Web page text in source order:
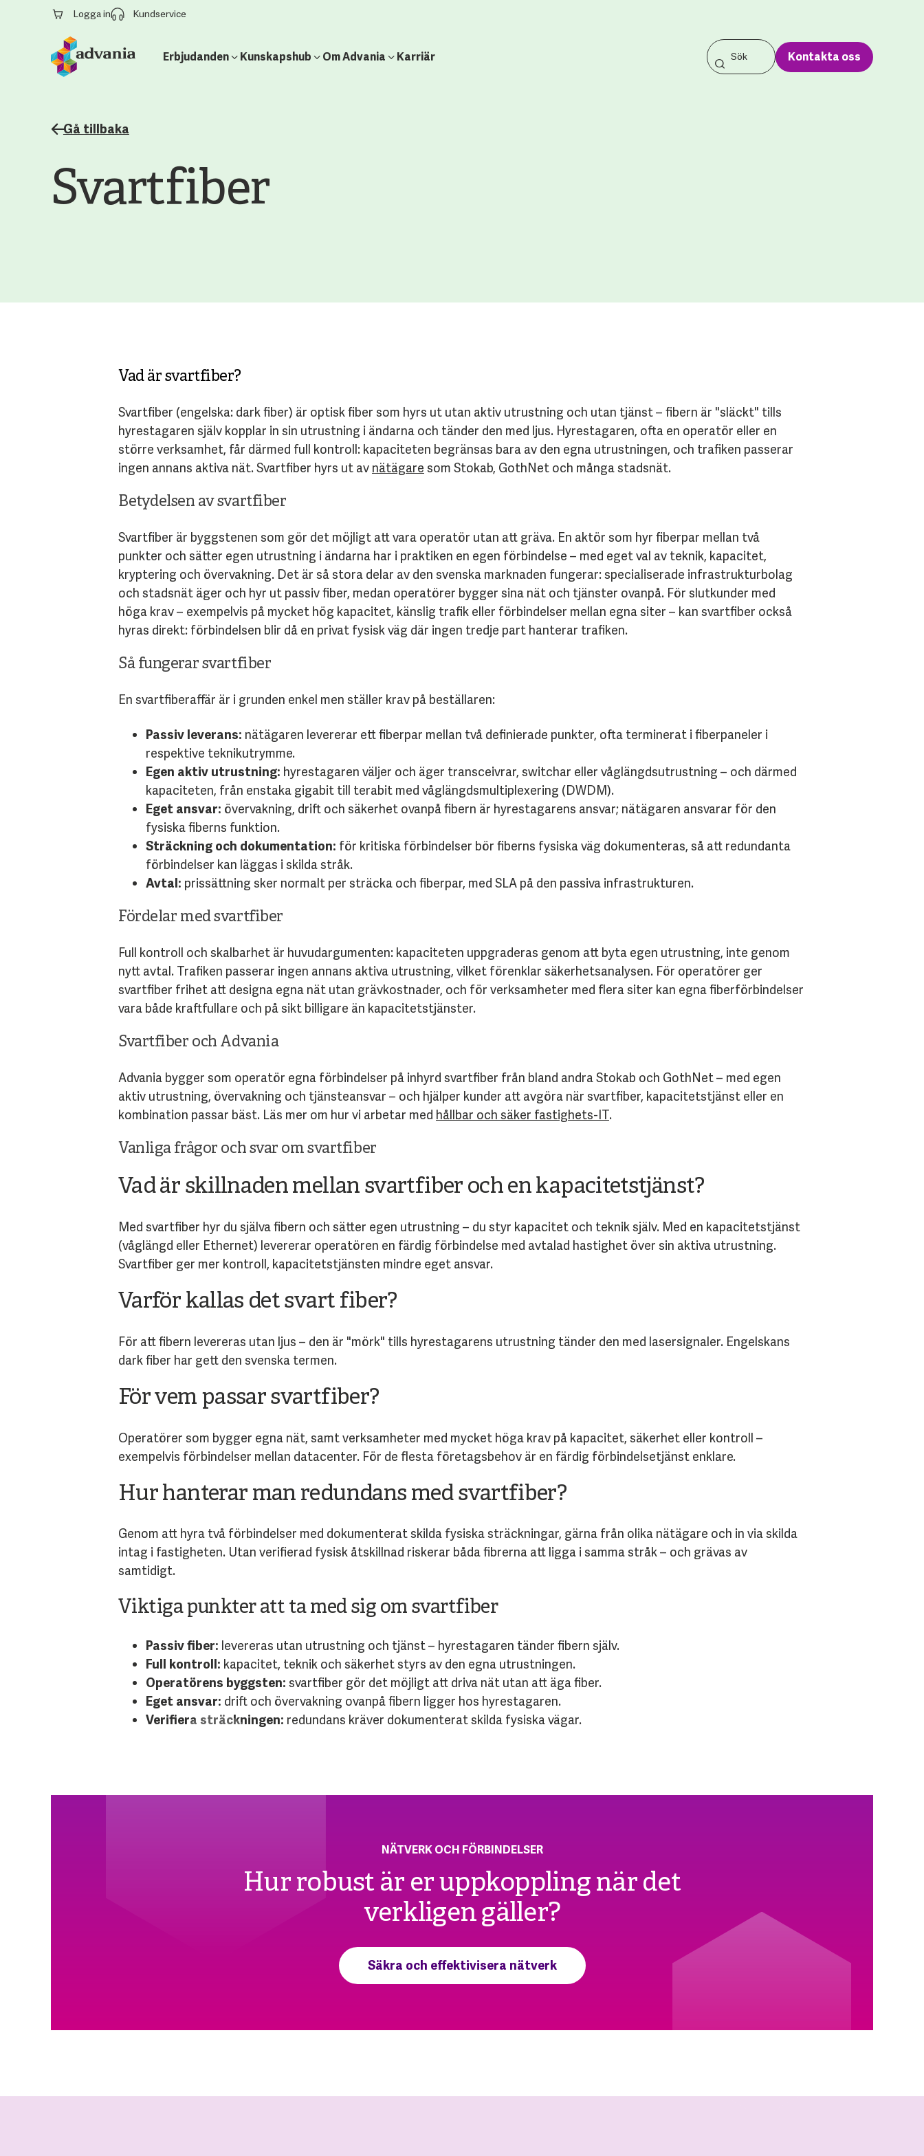
Logga in Kundservice
Erbjudanden Kunskapshub Om Advania Karriär Kontakta oss
Gå tillbaka
Svartfiber
Vad är svartfiber?
Svartfiber (engelska: dark fiber) är optisk fiber som hyrs ut utan aktiv utrustning och utan tjänst – fibern är "släckt" tills
hyrestagaren själv kopplar in sin utrustning i ändarna och tänder den med ljus. Hyrestagaren, ofta en operatör eller en
större verksamhet, får därmed full kontroll: kapaciteten begränsas bara av den egna utrustningen, och trafiken passerar
ingen annans aktiva nät. Svartfiber hyrs ut av nätägare som Stokab, GothNet och många stadsnät.
Betydelsen av svartfiber
Svartfiber är byggstenen som gör det möjligt att vara operatör utan att gräva. En aktör som hyr fiberpar mellan två
punkter och sätter egen utrustning i ändarna har i praktiken en egen förbindelse – med eget val av teknik, kapacitet,
kryptering och övervakning. Det är så stora delar av den svenska marknaden fungerar: specialiserade infrastrukturbolag
och stadsnät äger och hyr ut passiv fiber, medan operatörer bygger sina nät och tjänster ovanpå. För slutkunder med
höga krav – exempelvis på mycket hög kapacitet, känslig trafik eller förbindelser mellan egna siter – kan svartfiber också
hyras direkt: förbindelsen blir då en privat fysisk väg där ingen tredje part hanterar trafiken.
Så fungerar svartfiber
En svartfiberaffär är i grunden enkel men ställer krav på beställaren:
Passiv leverans: nätägaren levererar ett fiberpar mellan två definierade punkter, ofta terminerat i fiberpaneler i
respektive teknikutrymme.
Egen aktiv utrustning: hyrestagaren väljer och äger transceivrar, switchar eller våglängdsutrustning – och därmed
kapaciteten, från enstaka gigabit till terabit med våglängdsmultiplexering (DWDM).
Eget ansvar: övervakning, drift och säkerhet ovanpå fibern är hyrestagarens ansvar; nätägaren ansvarar för den
fysiska fiberns funktion.
Sträckning och dokumentation: för kritiska förbindelser bör fiberns fysiska väg dokumenteras, så att redundanta
förbindelser kan läggas i skilda stråk.
Avtal: prissättning sker normalt per sträcka och fiberpar, med SLA på den passiva infrastrukturen.
Fördelar med svartfiber
Full kontroll och skalbarhet är huvudargumenten: kapaciteten uppgraderas genom att byta egen utrustning, inte genom
nytt avtal. Trafiken passerar ingen annans aktiva utrustning, vilket förenklar säkerhetsanalysen. För operatörer ger
svartfiber frihet att designa egna nät utan grävkostnader, och för verksamheter med flera siter kan egna fiberförbindelser
vara både kraftfullare och på sikt billigare än kapacitetstjänster.
Svartfiber och Advania
Advania bygger som operatör egna förbindelser på inhyrd svartfiber från bland andra Stokab och GothNet – med egen
aktiv utrustning, övervakning och tjänsteansvar – och hjälper kunder att avgöra när svartfiber, kapacitetstjänst eller en
kombination passar bäst. Läs mer om hur vi arbetar med hållbar och säker fastighets-IT.
Vanliga frågor och svar om svartfiber
Vad är skillnaden mellan svartfiber och en kapacitetstjänst?
Med svartfiber hyr du själva fibern och sätter egen utrustning – du styr kapacitet och teknik själv. Med en kapacitetstjänst
(våglängd eller Ethernet) levererar operatören en färdig förbindelse med avtalad hastighet över sin aktiva utrustning.
Svartfiber ger mer kontroll, kapacitetstjänsten mindre eget ansvar.
Varför kallas det svart fiber?
För att fibern levereras utan ljus – den är "mörk" tills hyrestagarens utrustning tänder den med lasersignaler. Engelskans
dark fiber har gett den svenska termen.
För vem passar svartfiber?
Operatörer som bygger egna nät, samt verksamheter med mycket höga krav på kapacitet, säkerhet eller kontroll –
exempelvis förbindelser mellan datacenter. För de flesta företagsbehov är en färdig förbindelsetjänst enklare.
Hur hanterar man redundans med svartfiber?
Genom att hyra två förbindelser med dokumenterat skilda fysiska sträckningar, gärna från olika nätägare och in via skilda
intag i fastigheten. Utan verifierad fysisk åtskillnad riskerar båda fibrerna att ligga i samma stråk – och grävas av
samtidigt.
Viktiga punkter att ta med sig om svartfiber
Passiv fiber: levereras utan utrustning och tjänst – hyrestagaren tänder fibern själv.
Full kontroll: kapacitet, teknik och säkerhet styrs av den egna utrustningen.
Operatörens byggsten: svartfiber gör det möjligt att driva nät utan att äga fiber.
Eget ansvar: drift och övervakning ovanpå fibern ligger hos hyrestagaren.
Verifiera sträckningen: redundans kräver dokumenterat skilda fysiska vägar.
NÄTVERK OCH FÖRBINDELSER
Hur robust är er uppkoppling när det
verkligen gäller?
Säkra och effektivisera nätverk